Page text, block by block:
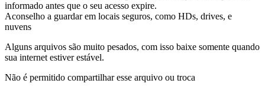
informado antes que o seu acesso expire.
Aconselho a guardar em locais seguros, como HDs, drives, e
nuvens
Alguns arquivos são muito pesados, com isso baixe somente quando
sua internet estiver estável.
Não é permitido compartilhar esse arquivo ou troca